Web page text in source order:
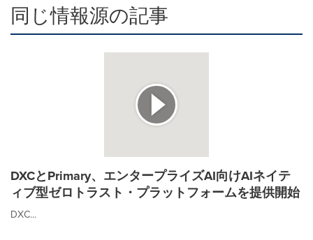
同じ情報源の記事
DXCとPrimary、エンタープライズAI向けAIネイテ
ィブ型ゼロトラスト・プラットフォームを提供開始
DXC...